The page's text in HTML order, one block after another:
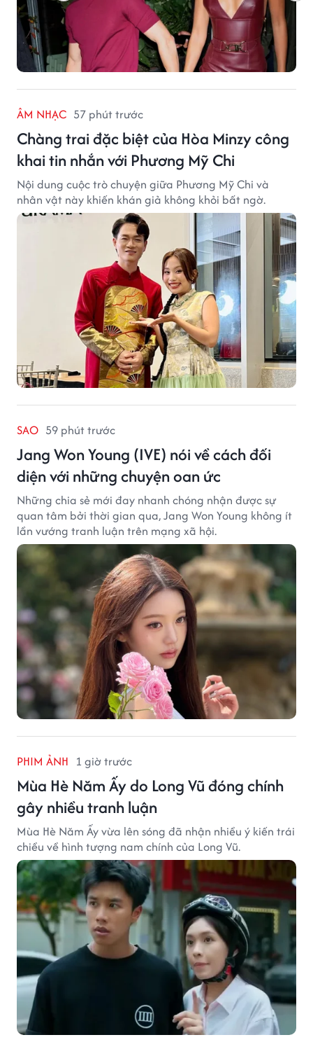
ÂM NHẠC 57 phút trước
Chàng trai đặc biệt của Hòa Minzy công
khai tin nhắn với Phương Mỹ Chi
Nội dung cuộc trò chuyện giữa Phương Mỹ Chi và
nhân vật này khiến khán giả không khỏi bất ngờ.
SAO 59 phút trước
Jang Won Young (IVE) nói về cách đối
diện với những chuyện oan ức
Những chia sẻ mới đay nhanh chóng nhận được sự
quan tâm bởi thời gian qua, Jang Won Young không ít
lần vướng tranh luận trên mạng xã hội.
PHIM ẢNH 1 giờ trước
Mùa Hè Năm Ấy do Long Vũ đóng chính
gây nhiều tranh luận
Mùa Hè Năm Ấy vừa lên sóng đã nhận nhiều ý kiến trái
chiều về hình tượng nam chính của Long Vũ.